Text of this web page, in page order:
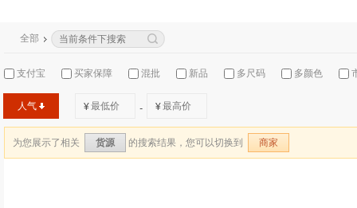
全部
支付宝 买家保障 混批 新品 多尺码 多颜色
人气 ¥ - ¥
为您展示了相关 货源 的搜索结果，您可以切换到 商家